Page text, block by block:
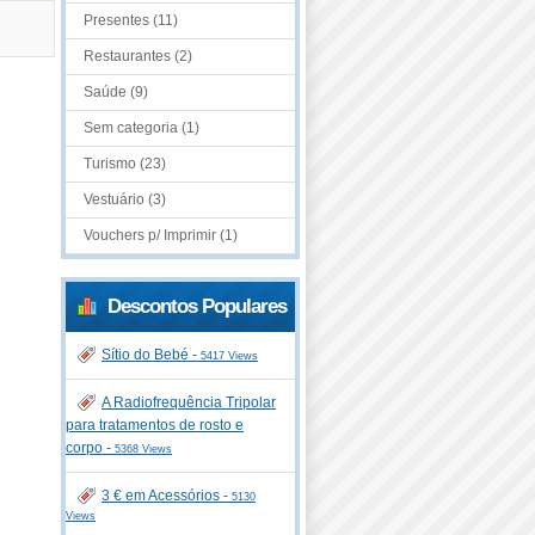
Presentes (11)
Restaurantes (2)
Saúde (9)
Sem categoria (1)
Turismo (23)
Vestuário (3)
Vouchers p/ Imprimir (1)
Descontos Populares
Sítio do Bebé - 5417 Views
A Radiofrequência Tripolar
para tratamentos de rosto e
corpo - 5368 Views
3 € em Acessórios - 5130
Views